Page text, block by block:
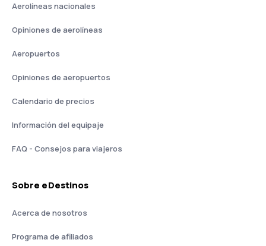
Aerolíneas nacionales
Opiniones de aerolíneas
Aeropuertos
Opiniones de aeropuertos
Calendario de precios
Información del equipaje
FAQ - Consejos para viajeros
Sobre eDestinos
Acerca de nosotros
Programa de afiliados